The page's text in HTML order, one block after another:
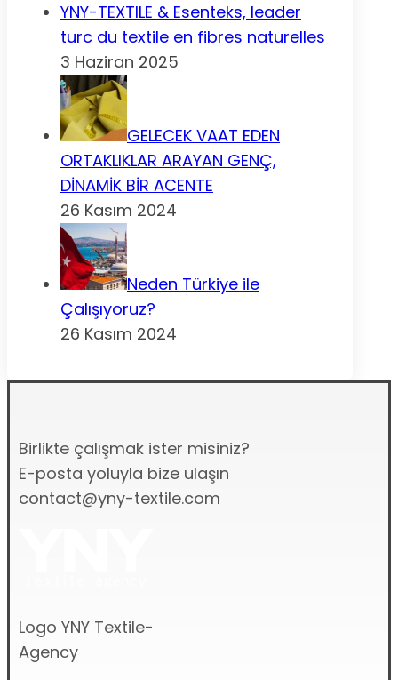
YNY-TEXTILE & Esenteks, leader
turc du textile en fibres naturelles
3 Haziran 2025
GELECEK VAAT EDEN
ORTAKLIKLAR ARAYAN GENÇ,
DİNAMİK BİR ACENTE
26 Kasım 2024
Neden Türkiye ile
Çalışıyoruz?
26 Kasım 2024
Birlikte çalışmak ister misiniz?
E-posta yoluyla bize ulaşın
contact@yny-textile.com
Logo YNY Textile-
Agency